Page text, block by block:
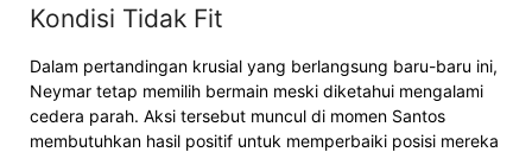
Kondisi Tidak Fit
Dalam pertandingan krusial yang berlangsung baru-baru ini,
Neymar tetap memilih bermain meski diketahui mengalami
cedera parah. Aksi tersebut muncul di momen Santos
membutuhkan hasil positif untuk memperbaiki posisi mereka